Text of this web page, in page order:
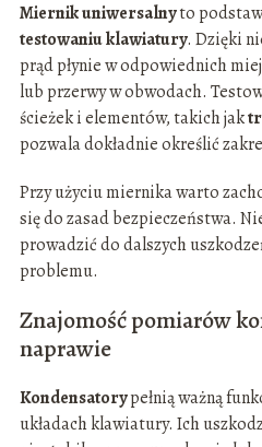
Miernik uniwersalnyto
testowaniu klawiatury. Dzięki
prąd płynie w odpowiednich
lub przerwy w obwodach.
ścieżek i elementów, takich jak
pozwala dokładnie określić
Przy użyciu miernika warto
się do zasad bezpieczeństwa.
prowadzić do dalszych
problemu.
Znajomość pomiarów
naprawie
Kondensatorypełnią ważną
układach klawiatury. Ich